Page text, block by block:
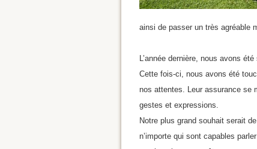
ainsi de passer un très agréable
L’année dernière, nous avons
Cette fois-ci, nous avons été
nos attentes. Leur assurance se
gestes et expressions.
Notre plus grand souhait serait
n’importe qui sont capables